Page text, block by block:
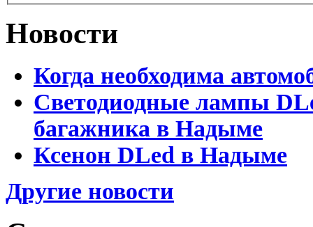
Новости
Когда необходима
Светодиодные лампы
багажника в Надыме
Ксенон DLed в Надыме
Другие новости